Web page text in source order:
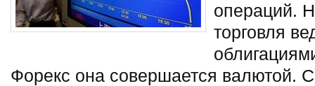
операций.
торговля
Форекс она совершается валютой.